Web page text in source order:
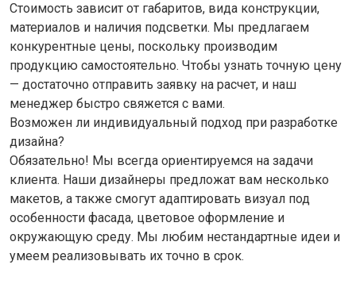
Стоимость зависит от габаритов, вида конструкции,
материалов и наличия подсветки. Мы предлагаем
конкурентные цены, поскольку производим
продукцию самостоятельно. Чтобы узнать точную цену
— достаточно отправить заявку на расчет, и наш
менеджер быстро свяжется с вами.
Возможен ли индивидуальный подход при разработке
дизайна?
Обязательно! Мы всегда ориентируемся на задачи
клиента. Наши дизайнеры предложат вам несколько
макетов, а также смогут адаптировать визуал под
особенности фасада, цветовое оформление и
окружающую среду. Мы любим нестандартные идеи и
умеем реализовывать их точно в срок.